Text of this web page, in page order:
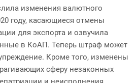
изменения валютного
году, касающиеся отмены
для экспорта и озвучила
в КоАП. Теперь штраф может
Кроме того, изменены
сферу незаконных